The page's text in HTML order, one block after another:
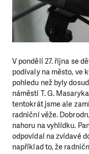
V pondělí 27. října se
podívaly na město, ve
pohledu než byly
náměstí T. G.
tentokrát jsme ale
radniční věže.
nahoru na vyhlídku.
odpovídal na zvídavé
například to, že